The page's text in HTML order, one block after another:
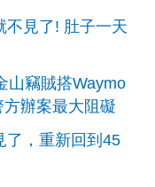
不見了! 肚子一天
山竊賊搭Waymo
辦案最大阻礙
了，重新回到45